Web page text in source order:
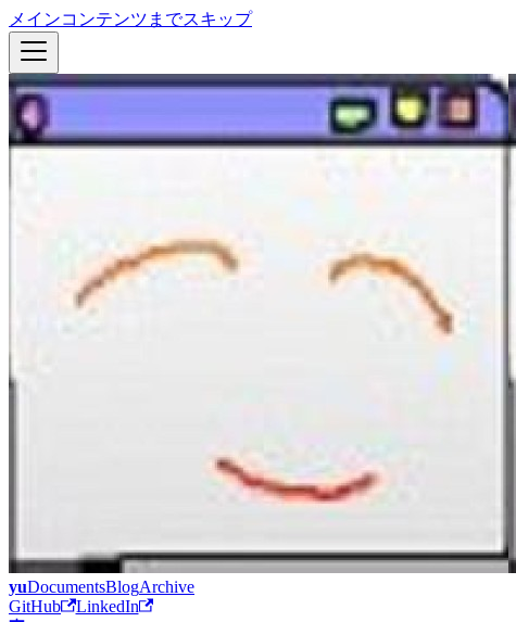
メインコンテンツまでスキップ
yuDocumentsBlogArchive
GitHub
LinkedIn